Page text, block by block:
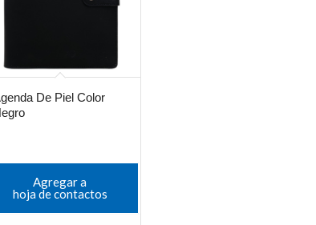
De Piel Color
Agregar a
hoja de contactos